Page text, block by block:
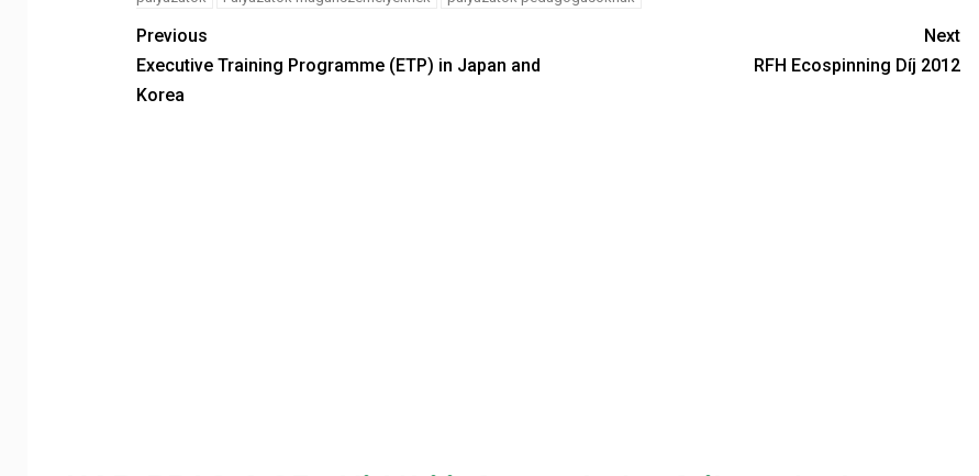
Previous
Executive Training Programme (ETP) in Japan and
Korea
Next
RFH Ecospinning Díj 2012